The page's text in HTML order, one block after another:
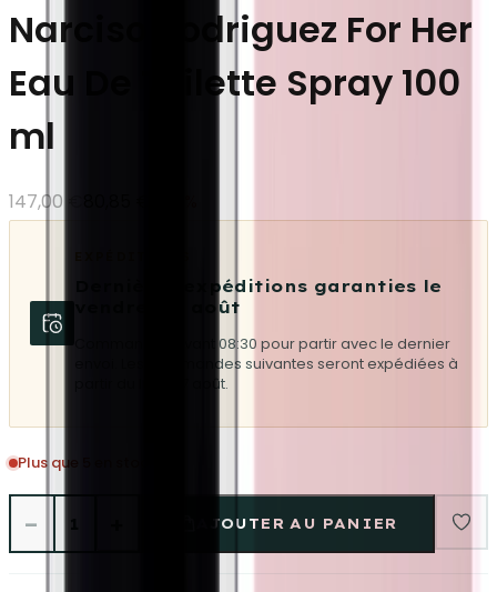
Narciso Rodriguez For Her
Eau De Toilette Spray 100
ml
147,00 €
Dernières expéditions garanties le
vendredi 7 août
Commandez avant 08:30 pour partir avec le dernier
envoi. Les commandes suivantes seront expédiées à
partir du lundi 17 août.
Plus que 5 en stock
− AJOUTER AU PANIER